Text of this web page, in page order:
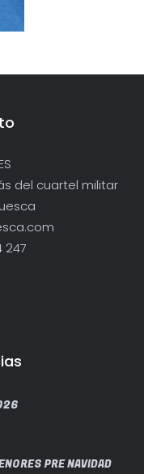
del cuartel militar
247
PRE NAVIDAD